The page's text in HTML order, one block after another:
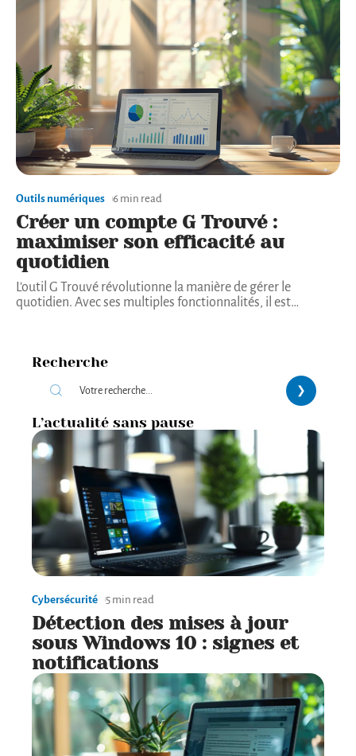
Outils numériques 6 min read
Créer un compte G Trouvé :
maximiser son efficacité au
quotidien
L'outil G Trouvé révolutionne la manière de gérer le
quotidien. Avec ses multiples fonctionnalités, il est…
Recherche
L’actualité sans pause
Cybersécurité 5 min read
Détection des mises à jour
sous Windows 10 : signes et
notifications